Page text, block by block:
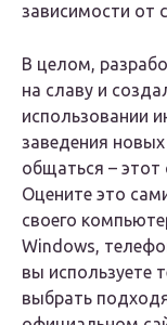
зависимости от
В целом,
на славу и
использовании
заведения
общаться – этот
Оцените это
своего
Windows,
вы используете
выбрать